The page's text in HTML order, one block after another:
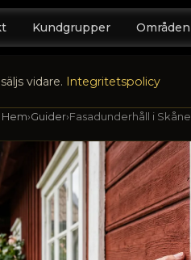
Kundgrupper Områden
vidare. Integritetspolicy
Hem›Guider›Fasadunderhåll i Skåne